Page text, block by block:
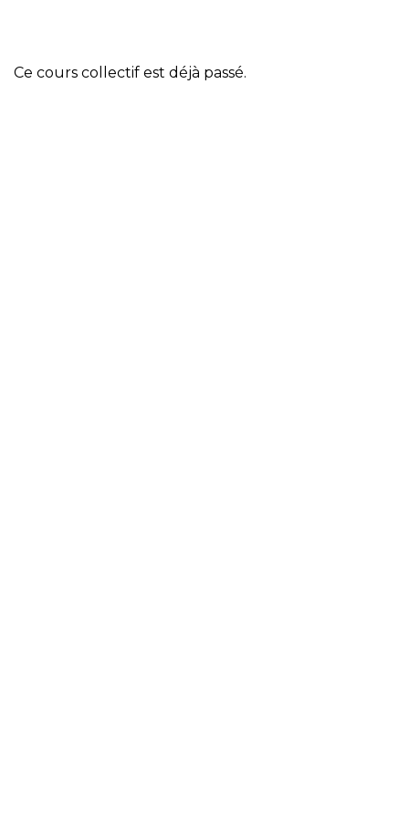
Ce cours collectif est déjà passé.